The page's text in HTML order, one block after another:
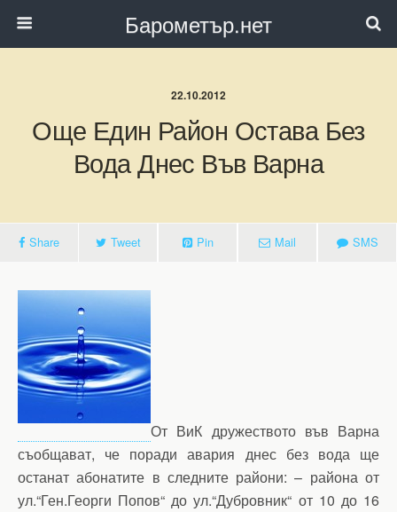
Барометър.нет
22.10.2012
Още Един Район Остава Без
Вода Днес Във Варна
Share Tweet Pin Mail SMS
От ВиК дружеството във Варна
съобщават, че поради авария днес без вода ще
останат абонатите в следните райони: – района от
ул.“Ген.Георги Попов“ до ул.“Дубровник“ от 10 до 16